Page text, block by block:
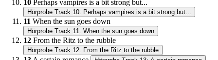
10 Perhaps vampires is a bit strong but...
Hörprobe Track 10: Perhaps vampires is a bit strong but...
11 When the sun goes down
Hörprobe Track 11: When the sun goes down
12 From the Ritz to the rubble
Hörprobe Track 12: From the Ritz to the rubble